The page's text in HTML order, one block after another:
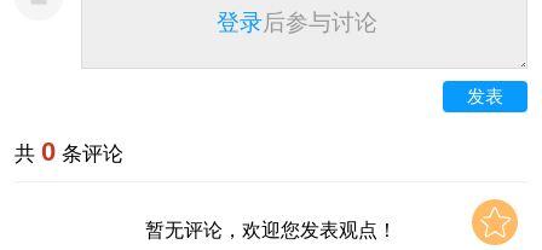
登录后参与讨论
发表
共 0 条评论
暂无评论，欢迎您发表观点！